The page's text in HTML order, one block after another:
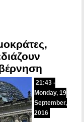
21:43 -
Monday, 19
September,
2016